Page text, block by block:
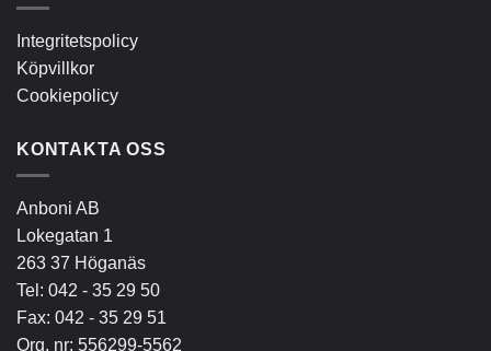
Integritetspolicy
Köpvillkor
Cookiepolicy
KONTAKTA OSS
Anboni AB
Lokegatan 1
263 37 Höganäs
Tel: 042 - 35 29 50
Fax: 042 - 35 29 51
Org. nr: 556299-5562